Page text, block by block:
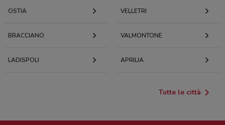
OSTIA VELLETRI
BRACCIANO VALMONTONE
LADISPOLI APRILIA
Tutte le città